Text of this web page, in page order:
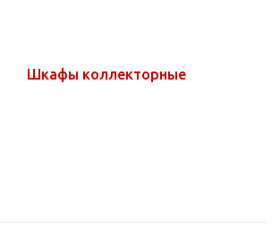
Шкафы коллекторные